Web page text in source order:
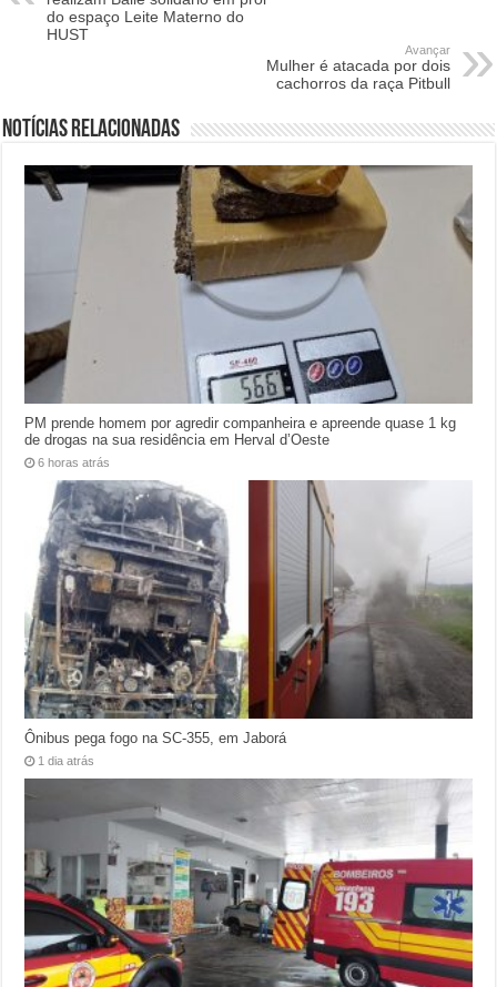
do espaço Leite Materno do
HUST
Avançar
Mulher é atacada por dois
cachorros da raça Pitbull
Notícias relacionadas
PM prende homem por agredir companheira e apreende quase 1 kg
de drogas na sua residência em Herval d’Oeste
6 horas atrás
Ônibus pega fogo na SC-355, em Jaborá
1 dia atrás